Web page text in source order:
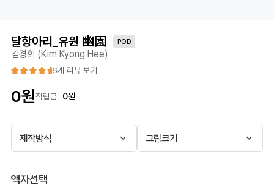
달항아리_유원 幽園 POD
김경희 (Kim Kyong Hee)
6개 리뷰 보기
0원적립금 0원
제작방식 그림크기
액자선택